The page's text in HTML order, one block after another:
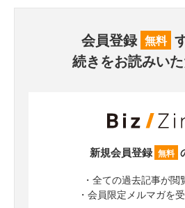
会員登録 無料
続きをお読みい
新規会員登録 無料
・全ての過去記事が閲
・会員限定メルマガを